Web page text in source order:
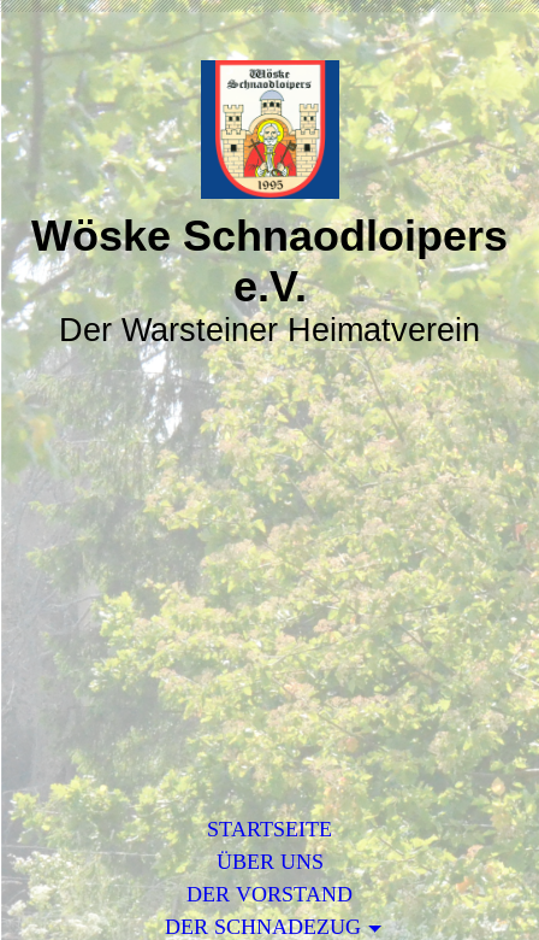
Wöske Schnaodloipers
e.V.
DerWarsteiner Heimatverein
STARTSEITE
ÜBER UNS
DER VORSTAND
DER SCHNADEZUG